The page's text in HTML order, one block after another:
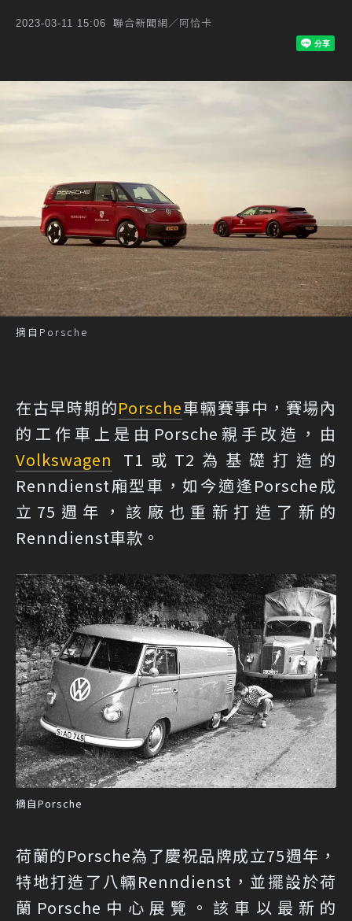
2023-03-11 15:06 聯合新聞網／阿恰卡
摘自Porsche
在古早時期的Porsche車輛賽事中，賽場內
的工作車上是由Porsche親手改造，由
Volkswagen
T1或T2為基礎打造的
Renndienst廂型車，如今適逢Porsche成
立75週年，該廠也重新打造了新的
Renndienst車款。
摘自Porsche
荷蘭的Porsche為了慶祝品牌成立75週年，
特地打造了八輛Renndienst，並擺設於荷
蘭Porsche中心展覽。該車以最新的